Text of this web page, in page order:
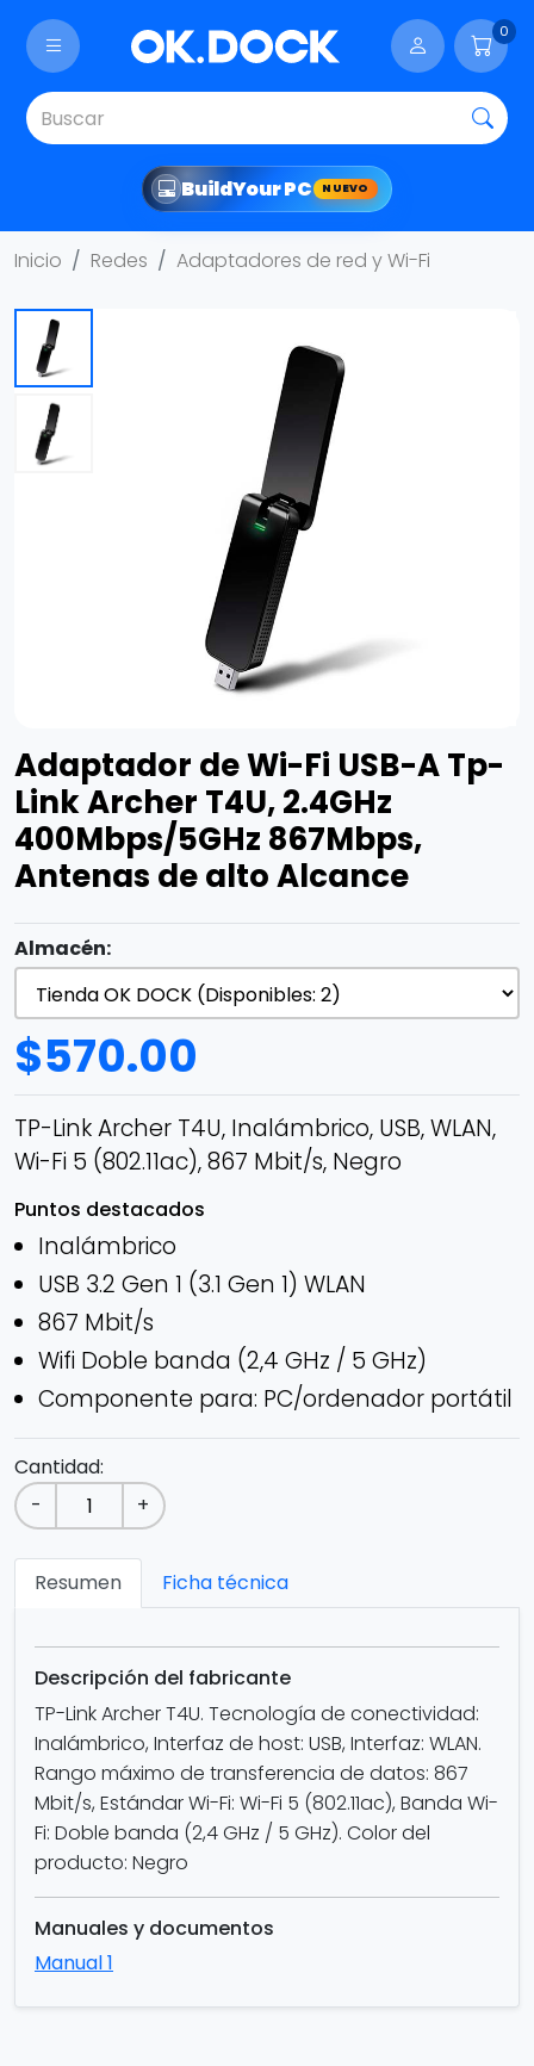
0
BuildYour PC NUEVO
Inicio Redes Adaptadores de red y Wi-Fi
Adaptador de Wi-Fi USB-A Tp-
Link Archer T4U, 2.4GHz
400Mbps/5GHz 867Mbps,
Antenas de alto Alcance
Almacén:
$570.00
TP-Link Archer T4U, Inalámbrico, USB, WLAN,
Wi-Fi 5 (802.11ac), 867 Mbit/s, Negro
Puntos destacados
Inalámbrico
USB 3.2 Gen 1 (3.1 Gen 1) WLAN
867 Mbit/s
Wifi Doble banda (2,4 GHz / 5 GHz)
Componente para: PC/ordenador portátil
Cantidad:
-
+
Resumen Ficha técnica
Descripción del fabricante
TP-Link Archer T4U. Tecnología de conectividad:
Inalámbrico, Interfaz de host: USB, Interfaz: WLAN.
Rango máximo de transferencia de datos: 867
Mbit/s, Estándar Wi-Fi: Wi-Fi 5 (802.11ac), Banda Wi-
Fi: Doble banda (2,4 GHz / 5 GHz). Color del
producto: Negro
Manuales y documentos
Manual 1